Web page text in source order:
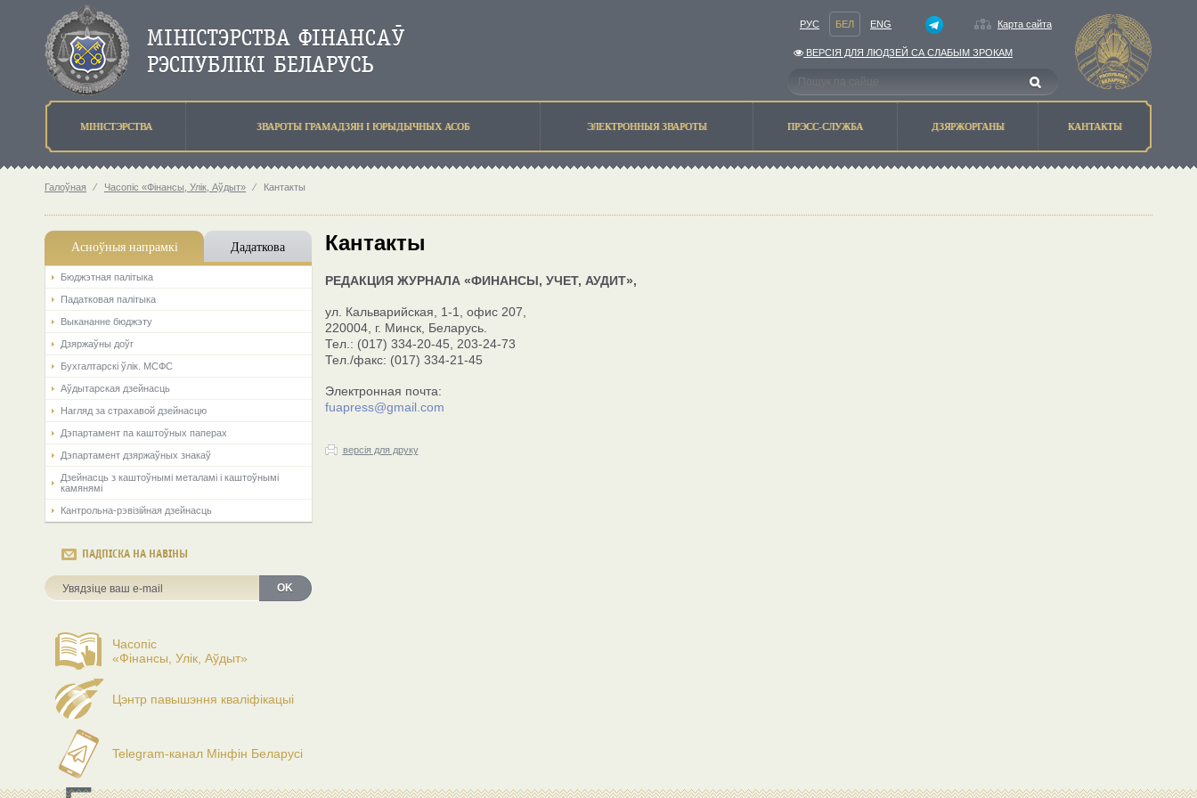
РУС БЕЛ ENG Карта сайта
ВЕРСIЯ ДЛЯ ЛЮДЗЕЙ СА СЛАБЫМ ЗРОКАМ
МIНIСТЭРСТВА ЗВАРОТЫ ГРАМАДЗЯН I ЮРЫДЫЧНЫХ АСОБ ЭЛЕКТРОННЫЯ ЗВАРОТЫ ПРЭСС-СЛУЖБА ДЗЯРЖОРГАНЫ КАНТАКТЫ
Галоўная ⁄ Часопіс «Фінансы, Улік, Аўдыт» ⁄ Кантакты
Асноўныя напрамкi Дадаткова
Бюджэтная палiтыка
Падатковая палітыка
Выкананне бюджэту
Дзяржаўны доўг
Бухгалтарскі ўлік. МСФС
Аўдытарская дзейнасць
Нагляд за страхавой дзейнасцю
Дэпартамент па каштоўных паперах
Дэпартамент дзяржаўных знакаў
Дзейнасць з каштоўнымі металамі і каштоўнымі
камянямі
Кантрольна-рэвізійная дзейнасць
ПАДПІСКА НА НАВІНЫ
OK
Часопіс
«Фінансы, Улік, Аўдыт»
Цэнтр павышэння кваліфікацыі
Telegram-канал Мінфін Беларусі
Кантакты
РЕДАКЦИЯ ЖУРНАЛА «ФИНАНСЫ, УЧЕТ, АУДИТ»,
ул. Кальварийская, 1-1, офис 207,
220004, г. Минск, Беларусь.
Тел.: (017) 334-20-45
203-24-73
Тел./факс: (017) 334-21-45
Электронная почта:
fuapress@gmail.com
версія для друку